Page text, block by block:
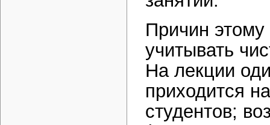
Причин
учитывать
На лекции
приходится
студентов;